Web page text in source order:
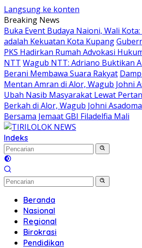
Langsung ke konten
Breaking News
Buka Event Budaya Naioni, Wali
adalah Kekuatan Kota Kupang
PKS Hadirkan Rumah Advokasi
NTT Wagub NTT: Adriano Buktikan
Berani Membawa Suara Rakyat
Mentan Amran di Alor, Wagub Johni
Ubah Nasib Masyarakat Lewat
Berkah di Alor, Wagub Johni
Bersama Jemaat GBI Filadelfia Mali
Indeks
Beranda
Nasional
Regional
Birokrasi
Pendidikan